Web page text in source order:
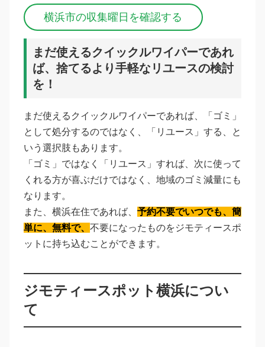
横浜市の収集曜日を確認する
まだ使えるクイックルワイパーであれ
ば、捨てるより手軽なリユースの検討
を！
まだ使えるクイックルワイパーであれば、「ゴミ」
として処分するのではなく、「リユース」する、と
いう選択肢もあります。
「ゴミ」ではなく「リユース」すれば、次に使って
くれる方が喜ぶだけではなく、地域のゴミ減量にも
なります。
また、横浜在住であれば、 予約不要でいつでも、簡
単に、無料で、 不要になったものをジモティースポ
ットに持ち込むことができます。
ジモティースポット横浜につい
て